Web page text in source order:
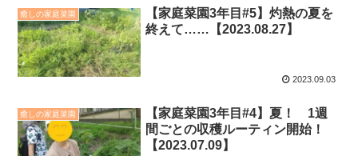
癒しの家庭菜園
【家庭菜園3年目#5】灼熱の夏を
終えて……【2023.08.27】
2023.09.03
癒しの家庭菜園
【家庭菜園3年目#4】夏！ 1週
間ごとの収穫ルーティン開始！
【2023.07.09】